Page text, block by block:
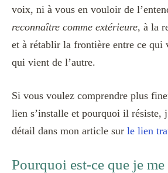
voix, ni à vous en vouloir de
reconnaître comme extérieure, à la
et à rétablir la frontière entre ce qui
qui vient de l’autre.
Si vous voulez comprendre plus
lien s’installe et pourquoi il résiste,
détail dans mon article sur le lien
Pourquoi est-ce que je me